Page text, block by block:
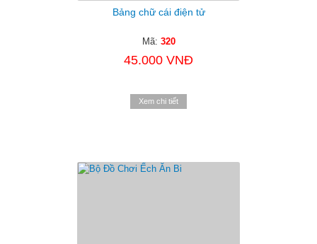
Bảng chữ cái điện tử
Mã: 320
45.000 VNĐ
Xem chi tiết